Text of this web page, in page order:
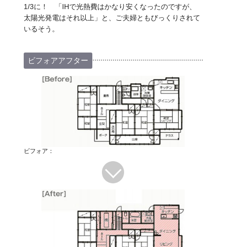
1/3に！ 「IHで光熱費はかなり安くなったのですが、
太陽光発電はそれ以上」と、ご夫婦ともびっくりされて
いるそう。
ビフォアアフター
ビフォア：